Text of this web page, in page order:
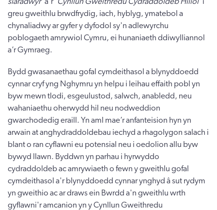
greu gweithlu brwdfrydig, iach, hyblyg, ymatebol a
chynaliadwy ar gyfer y dyfodol sy'n adlewyrchu
poblogaeth amrywiol Cymru, ei hunaniaeth ddiwylliannol
a’r Gymraeg.
Bydd gwasanaethau gofal cymdeithasol a blynyddoedd
cynnar cryf yng Nghymru yn helpu i leihau effaith pobl yn
byw mewn tlodi, esgeulustod, salwch, anabledd, neu
wahaniaethu oherwydd hil neu nodweddion
gwarchodedig eraill. Yn aml mae’r anfanteision hyn yn
arwain at anghydraddoldebau iechyd a rhagolygon salach i
blant o ran cyflawni eu potensial neu i oedolion allu byw
bywyd llawn. Byddwn yn parhau i hyrwyddo
cydraddoldeb ac amrywiaeth o fewn y gweithlu gofal
cymdeithasol a'r blynyddoedd cynnar ynghyd â sut rydym
yn gweithio ac ar draws ein Bwrdd a'n gweithlu wrth
gyflawni'r amcanion yn y Cynllun Gweithredu